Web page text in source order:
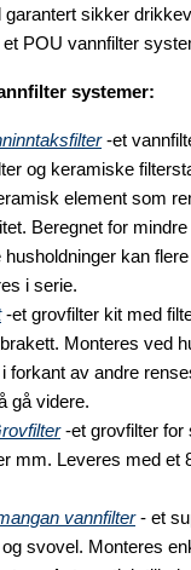
garantert sikker
POU vannfilter
systemer:
-et
og keramiske
element som
Beregnet for
kan
i serie.
-et grovfilter kit med
Monteres ved
forkant av andre
gå videre.
-et grovfilter for
mm. Leveres med et
vannfilter- et
svovel. Monteres